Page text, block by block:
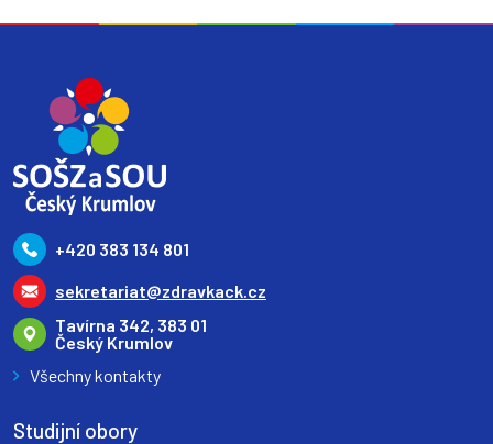
+420 383 134 801
sekretariat@zdravkack.cz
Tavírna 342, 383 01
Český Krumlov
Všechny kontakty
Studijní obory